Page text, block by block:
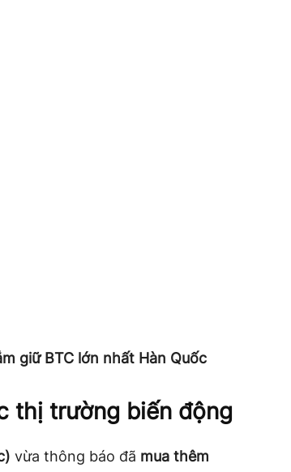
giữ BTC lớn nhất Hàn Quốc
thị trường biến động
vừa thông báo đã mua thêm